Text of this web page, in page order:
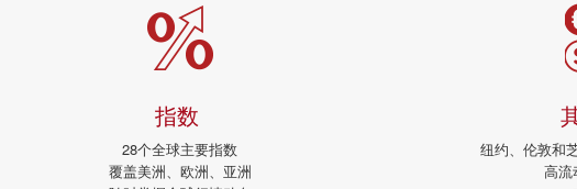
指数
28个全球主要指数
覆盖美洲、欧洲、亚洲
纽约、伦敦和
高流